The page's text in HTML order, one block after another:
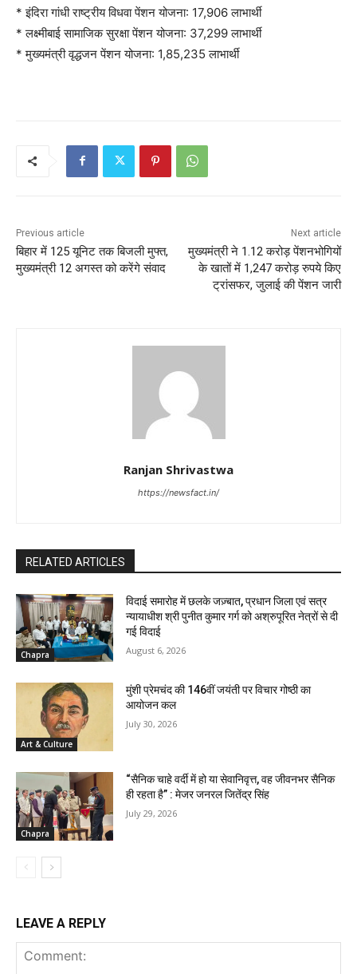
* इंदिरा गांधी राष्ट्रीय विधवा पेंशन योजना: 17,906 लाभार्थी
* लक्ष्मीबाई सामाजिक सुरक्षा पेंशन योजना: 37,299 लाभार्थी
* मुख्यमंत्री वृद्धजन पेंशन योजना: 1,85,235 लाभार्थी
Previous article
बिहार में 125 यूनिट तक बिजली मुफ्त,
मुख्यमंत्री 12 अगस्त को करेंगे संवाद
Next article
मुख्यमंत्री ने 1.12 करोड़ पेंशनभोगियों
के खातों में 1,247 करोड़ रुपये किए
ट्रांसफर, जुलाई की पेंशन जारी
Ranjan Shrivastwa
https://newsfact.in/
RELATED ARTICLES
Chapra
विदाई समारोह में छलके जज़्बात, प्रधान जिला एवं सत्र
न्यायाधीश श्री पुनीत कुमार गर्ग को अश्रुपूरित नेत्रों से दी
गई विदाई
August 6, 2026
Art & Culture
मुंशी प्रेमचंद की 146वीं जयंती पर विचार गोष्ठी का
आयोजन कल
July 30, 2026
Chapra
“सैनिक चाहे वर्दी में हो या सेवानिवृत्त, वह जीवनभर सैनिक
ही रहता है” : मेजर जनरल जितेंद्र सिंह
July 29, 2026
LEAVE A REPLY